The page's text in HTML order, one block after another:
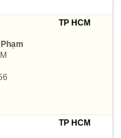
TP HCM
TP HCM